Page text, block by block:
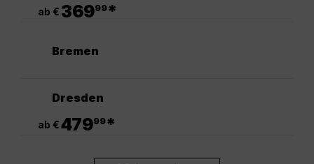
ab € 36999*
Bremen
Dresden
ab €47999*